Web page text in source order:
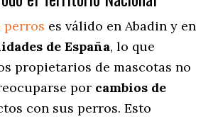
perros es válido en Abadin y en
de España, lo que
propietarios de mascotas no
por cambios de
con sus perros. Esto